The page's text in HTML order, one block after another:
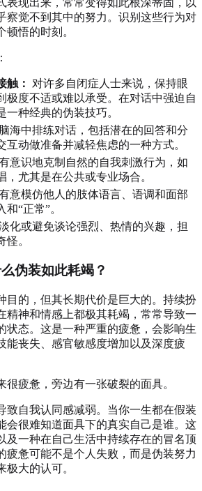
察觉不到其中的努力。识别这些行为对
悟的时刻。
触：
对许多自闭症人士来说，保持眼
极度不适或难以承受。在对话中强迫自
一种经典的伪装技巧。
海中排练对话，包括潜在的回答和分
互动做准备并减轻焦虑的一种方式。
意识地克制自然的自我刺激行为，如
，尤其是在公共或专业场合。
意模仿他人的肢体语言、语调和面部
“正常”。
化或避免谈论强烈、热情的兴趣，担
怪。
伪装如此耗竭？
目的，但其长期代价是巨大的。持续扮
精神和情感上都极其耗竭，常常导致一
状态。这是一种严重的疲惫，会影响生
能丧失、感官敏感度增加以及深度疲
致自我认同感减弱。当你一生都在假装
会很难知道面具下的真实自己是谁。这
及一种在自己生活中持续存在的冒名顶
疲惫可能不是个人失败，而是伪装努力
极大的认可。